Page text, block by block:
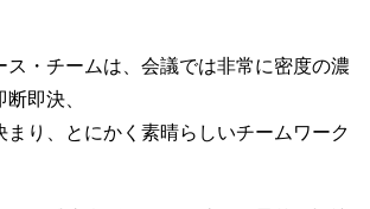
ス・チームは、会議では非常に密度の濃
即決、
まり、とにかく素晴らしいチームワーク